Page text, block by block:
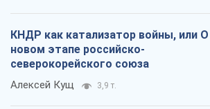
КНДР как катализатор войны, или О
новом этапе российско-
северокорейского союза
Алексей Кущ 3,9 т.